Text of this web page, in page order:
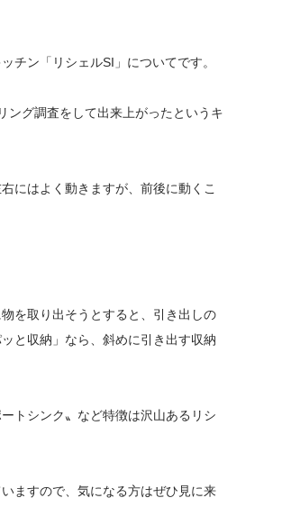
チン「リシェルSI」についてです。
ング調査をして出来上がったというキ
にはよく動きますが、前後に動くこ
を取り出そうとすると、引き出しの
と収納」なら、斜めに引き出す収納
トシンク〟など特徴は沢山あるリシ
ますので、気になる方はぜひ見に来